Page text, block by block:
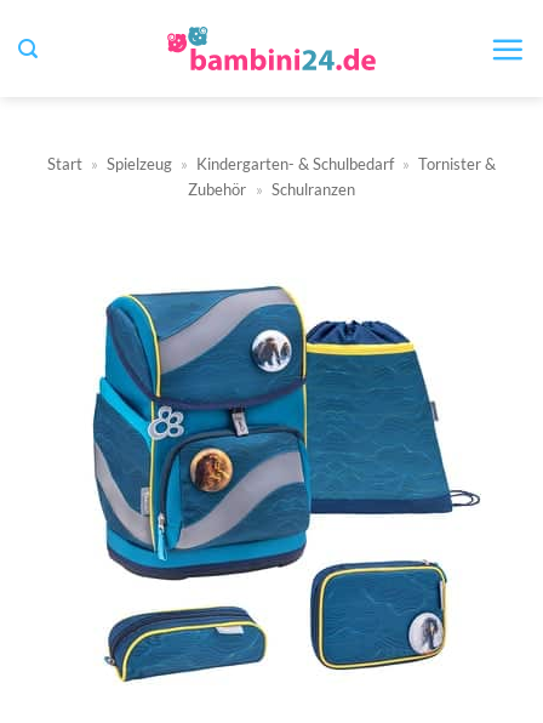
Inhalt
Start » Spielzeug » Kindergarten- & Schulbedarf » Tornister &
Zubehör » Schulranzen